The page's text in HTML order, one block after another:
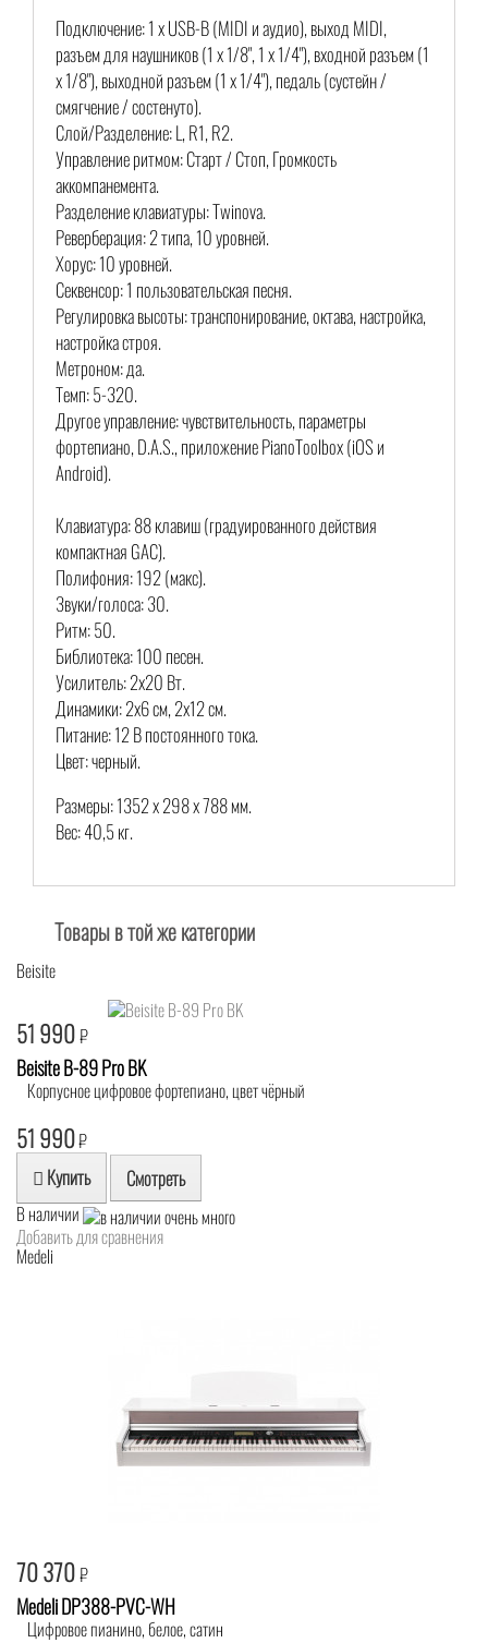
Подключение: 1 x USB-B (MIDI и аудио), выход MIDI,
разъем для наушников (1 x 1/8", 1 x 1/4"), входной разъем (1
x 1/8"), выходной разъем (1 x 1/4"), педаль (сустейн /
смягчение / состенуто).
Слой/Разделение: L, R1, R2.
Управление ритмом: Старт / Стоп, Громкость
аккомпанемента.
Разделение клавиатуры: Twinova.
Реверберация: 2 типа, 10 уровней.
Хорус: 10 уровней.
Секвенсор: 1 пользовательская песня.
Регулировка высоты: транспонирование, октава, настройка,
настройка строя.
Метроном: да.
Темп: 5-320.
Другое управление: чувствительность, параметры
фортепиано, D.A.S., приложение PianoToolbox (iOS и
Android).
Клавиатура: 88 клавиш (градуированного действия
компактная GAC).
Полифония: 192 (макс).
Звуки/голоса: 30.
Ритм: 50.
Библиотека: 100 песен.
Усилитель: 2х20 Вт.
Динамики: 2х6 см, 2х12 см.
Питание: 12 В постоянного тока.
Цвет: черный.
Размеры: 1352 х 298 х 788 мм.
Вес: 40,5 кг.
Товары в той же категории
Beisite
51 990₽
Beisite B-89 Pro BK
Корпусное цифровое фортепиано, цвет чёрный
51 990₽
Купить Смотреть
В наличии
Добавить для сравнения
Medeli
70 370₽
Medeli DP388-PVC-WH
Цифровое пианино, белое, сатин